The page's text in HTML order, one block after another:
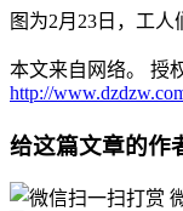
图为2月23日，工人
本文来自网络。 授
http://
给这篇文章的作